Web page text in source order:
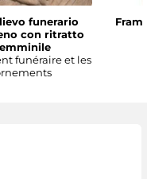
funerario
con ritratto
funéraire et les